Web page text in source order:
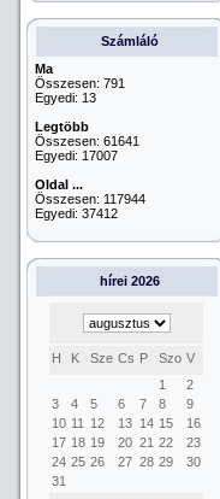
Számláló
Ma
Összesen: 791
Egyedi: 13
Legtöbb
Összesen: 61641
Egyedi: 17007
Oldal ...
Összesen: 117944
Egyedi: 37412
hírei 2026
H K Sze Cs P Szo V
1
2
3
4 5 6 7 8
9
10 11 12 13 14 15
16
17 18 19 20 21 22
23
24 25 26 27 28 29
30
31